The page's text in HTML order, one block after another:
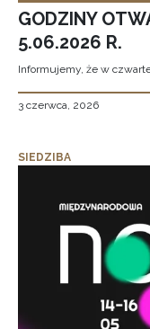
GODZINY
5.06.2026 R.
Informujemy, że w
3 czerwca, 2026
SIEDZIBA